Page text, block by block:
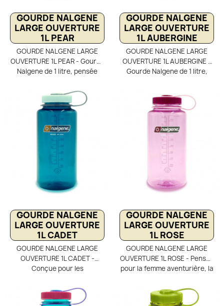
GOURDE NALGENE
LARGE OUVERTURE
1L PEAR
GOURDE NALGENE LARGE
OUVERTURE 1L PEAR - Gourde
Nalgene de 1 litre, pensée
découverte du monde.
Conçue en Tritan sans BPA,
elle est robuste, fiable et
aventures, des villes aux
grands espaces. Sa large
ouverture facilite le
remplissage partout et
assure une hydratation
simple tout au long du voyage.
GOURDE NALGENE
LARGE OUVERTURE
1L AUBERGINE
GOURDE NALGENE LARGE
OUVERTURE 1L AUBERGINE -
Gourde Nalgene de 1 litre,
transports en commun. Solide
et fiable grâce à sa
conception en Tritan sans
BPA, elle résiste aux chocs du
quotidien sans altérer le goût
des boissons. Sa large
ouverture facilite le
remplissage, le nettoyage et
une hydratation pratique tout
au long de la journée.
GOURDE NALGENE
LARGE OUVERTURE
1L CADET
GOURDE NALGENE LARGE
OUVERTURE 1L CADET -
Conçue pour les
gourde Nalgene de 1 litre
répond aux exigences d’un
GOURDE NALGENE
LARGE OUVERTURE
1L ROSE
GOURDE NALGENE LARGE
OUVERTURE 1L ROSE - Pensée
pour la femme aventurière, la
accompagne toutes les
explorations, en ville comme